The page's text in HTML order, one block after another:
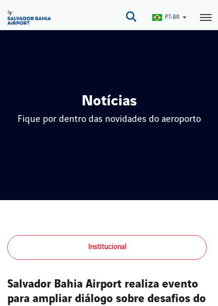
para
o
PT-BR
Notícias
Fique por dentro das novidades do aeroporto
Institucional
Salvador Bahia Airport realiza evento
para ampliar diálogo sobre desafios do